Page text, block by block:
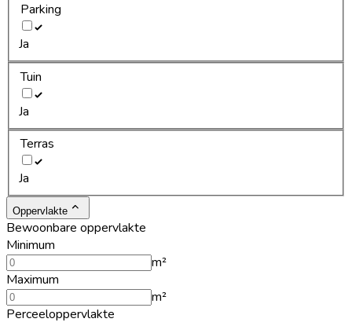
Parking
Ja
Tuin
Ja
Terras
Ja
Oppervlakte
Bewoonbare oppervlakte
Minimum
m²
Maximum
m²
Perceeloppervlakte